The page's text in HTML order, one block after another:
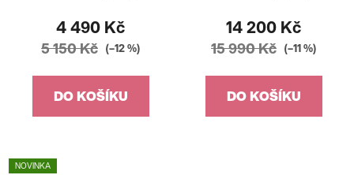
4 490 Kč
5 150 Kč (–12 %)
DO KOŠÍKU
14 200 Kč
15 990 Kč (–11 %)
DO KOŠÍKU
NOVINKA